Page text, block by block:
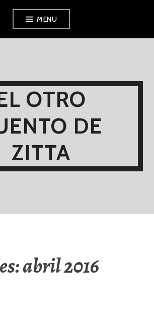
MENU
OTRO
DE
ZITTA
abril 2016